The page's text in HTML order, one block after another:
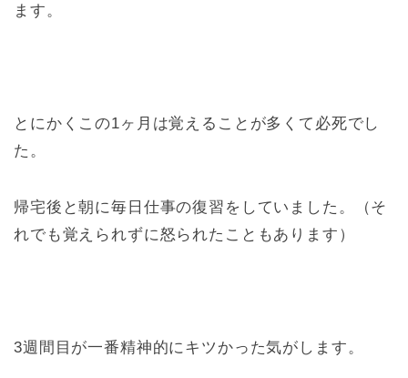
ます。
とにかくこの1ヶ月は覚えることが多くて必死でし
た。
帰宅後と朝に毎日仕事の復習をしていました。（そ
れでも覚えられずに怒られたこともあります）
3週間目が一番精神的にキツかった気がします。